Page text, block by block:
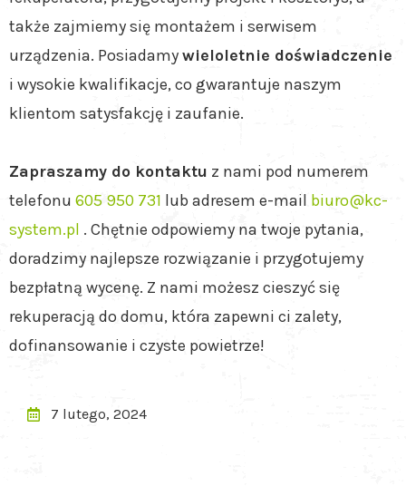
także zajmiemy się montażem i serwisem
urządzenia. Posiadamywieloletnie doświadczenie
i wysokie kwalifikacje, co gwarantuje naszym
klientom satysfakcję i zaufanie.
Zapraszamy do kontaktu z nami pod numerem
telefonu 605 950 731 lub adresem e-mail biuro@kc-
system.pl . Chętnie odpowiemy na twoje pytania,
doradzimy najlepsze rozwiązanie i przygotujemy
bezpłatną wycenę. Z nami możesz cieszyć się
rekuperacją do domu, która zapewni ci zalety,
dofinansowanie i czyste powietrze!
7 lutego, 2024